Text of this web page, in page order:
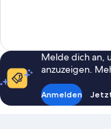
Melde dich an,
anzuzeigen.
Anmelden